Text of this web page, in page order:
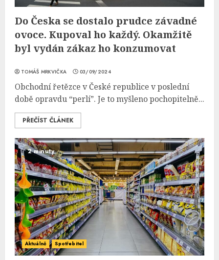
Do Česka se dostalo prudce závadné
ovoce. Kupoval ho každý. Okamžitě
byl vydán zákaz ho konzumovat
TOMÁŠ MRKVIČKA 03/09/2024
Obchodní řetězce v České republice v poslední
době opravdu “perlí”. Je to myšleno pochopitelně...
PŘEČÍST ČLÁNEK
2 minuty
Aktuálně Spotřebitel